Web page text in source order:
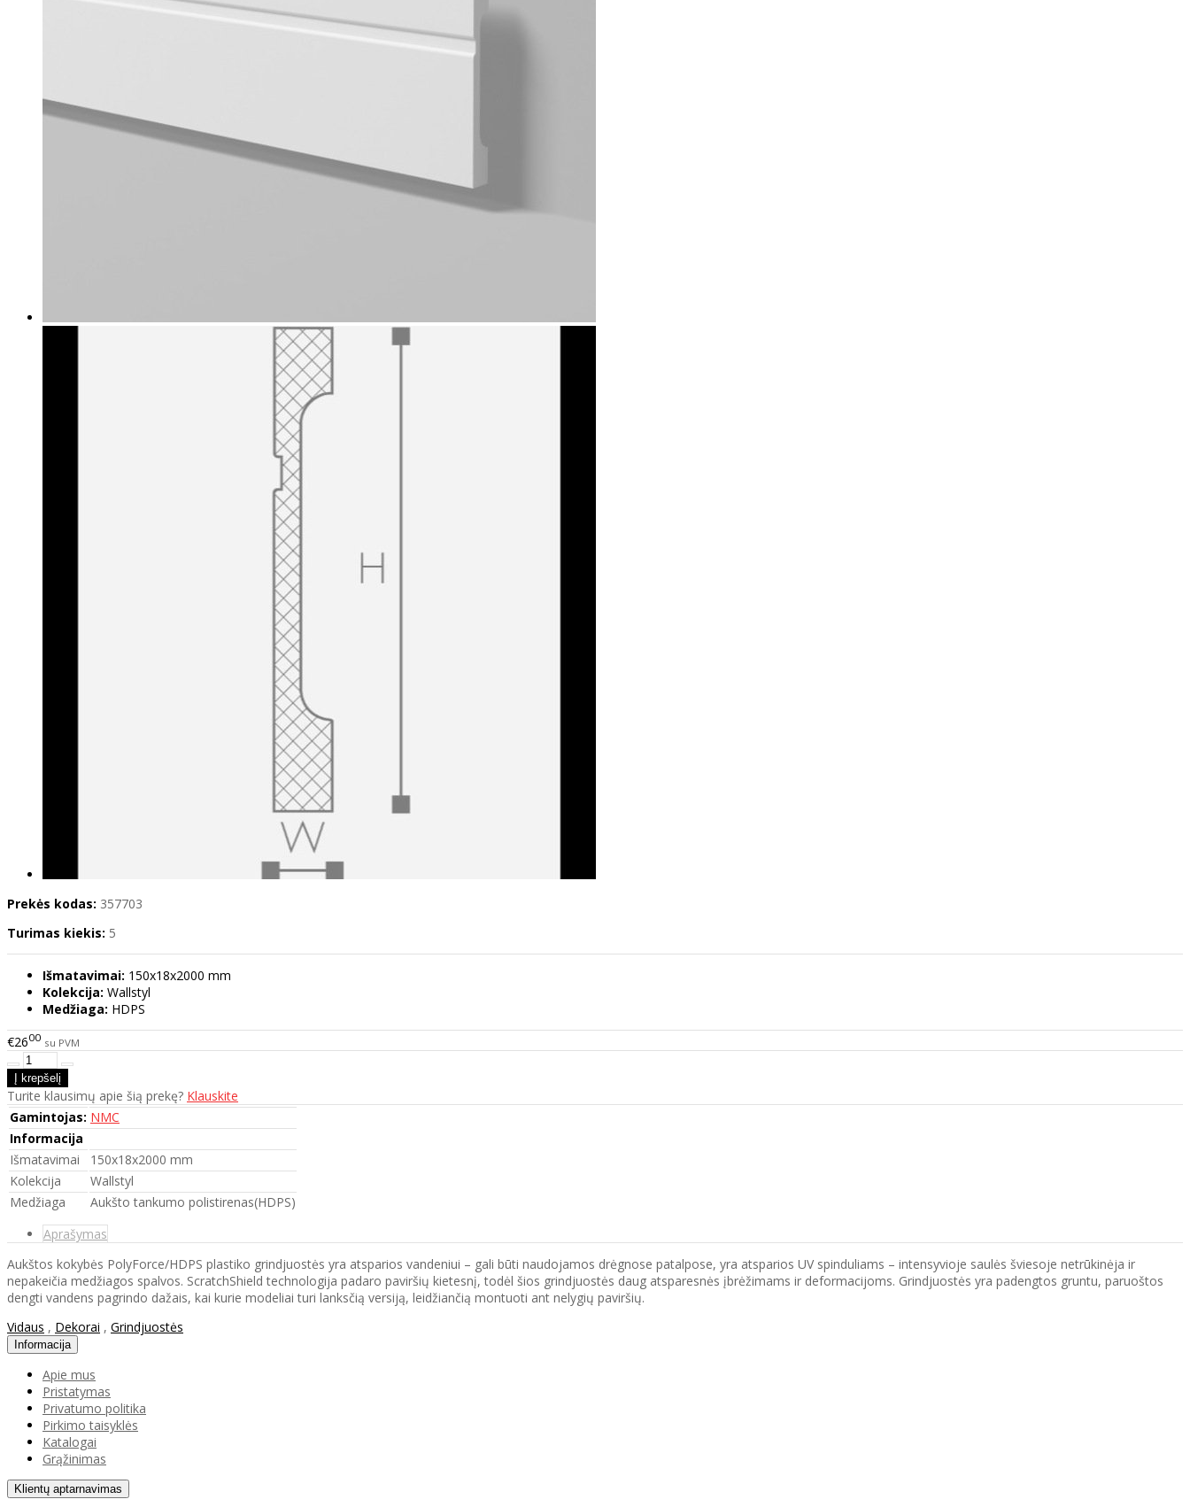
Prekės kodas: 357703
Turimas kiekis: 5
Išmatavimai: 150x18x2000 mm
Kolekcija: Wallstyl
Medžiaga: HDPS
€2600 su PVM
Turite klausimų apie šią prekę? Klauskite
Gamintojas: NMC
Informacija
Išmatavimai
150x18x2000 mm
Kolekcija
Wallstyl
Medžiaga
Aukšto tankumo polistirenas(HDPS)
Aprašymas
Aukštos kokybės PolyForce/HDPS plastiko grindjuostės yra atsparios vandeniui – gali būti naudojamos drėgnose patalpose, yra atsparios UV spinduliams – intensyvioje saulės šviesoje netrūkinėja ir
nepakeičia medžiagos spalvos. ScratchShield technologija padaro paviršių kietesnį, todėl šios grindjuostės daug atsparesnės įbrėžimams ir deformacijoms. Grindjuostės yra padengtos gruntu, paruoštos
dengti vandens pagrindo dažais, kai kurie modeliai turi lanksčią versiją, leidžiančią montuoti ant nelygių paviršių.
Vidaus , Dekorai , Grindjuostės
Informacija
Apie mus
Pristatymas
Privatumo politika
Pirkimo taisyklės
Katalogai
Grąžinimas
Klientų aptarnavimas